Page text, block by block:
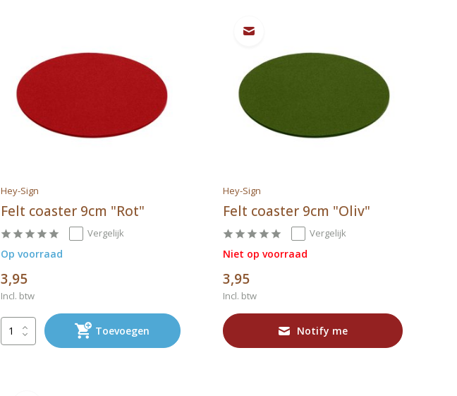
Hey-Sign
Felt coaster 9cm "Rot"
Vergelijk
Op voorraad
3,95
Incl. btw
Toevoegen
Hey-Sign
Felt coaster 9cm "Oliv"
Vergelijk
Niet op voorraad
3,95
Incl. btw
Notify me